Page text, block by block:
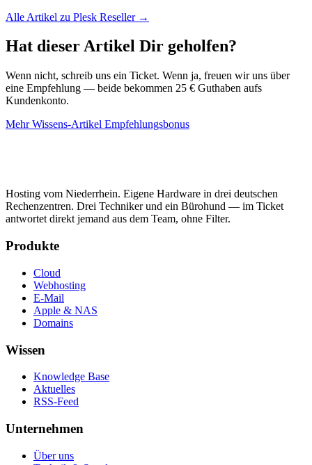
Alle Artikel zu Plesk Reseller →
Hat dieser Artikel Dir geholfen?
Wenn nicht, schreib uns ein Ticket. Wenn ja, freuen wir uns über
eine Empfehlung — beide bekommen 25 € Guthaben aufs
Kundenkonto.
Mehr Wissens-Artikel Empfehlungsbonus
Hosting vom Niederrhein. Eigene Hardware in drei deutschen
Rechenzentren. Drei Techniker und ein Bürohund — im Ticket
antwortet direkt jemand aus dem Team, ohne Filter.
Produkte
Cloud
Webhosting
E-Mail
Apple & NAS
Domains
Wissen
Knowledge Base
Aktuelles
RSS-Feed
Unternehmen
Über uns